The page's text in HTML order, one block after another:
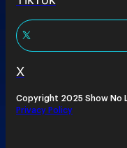
X
Copyright 2025 Show No
Privacy Policy